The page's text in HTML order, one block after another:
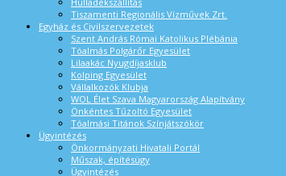
Tiszamenti Regionális Vízművek Zrt.
Egyház és Civilszervezetek
Szent András Római Katolikus Plébánia
Tóalmás Polgárőr Egyesület
Lilaakác Nyugdíjasklub
Kolping Egyesület
Vállalkozók Klubja
WOL Élet Szava Magyarország Alapítvány
Önkéntes Tűzoltó Egyesület
Tóalmási Titánok Színjátszókör
Ügyintézés
Önkormányzati Hivatali Portál
Műszak, építésügy
Ügyintézés